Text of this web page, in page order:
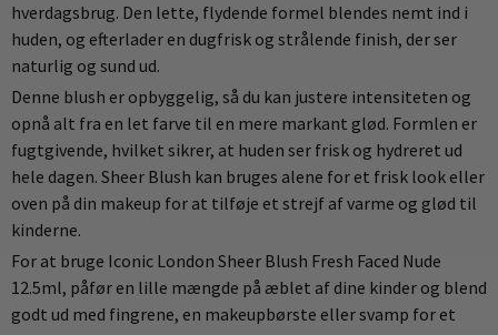
hverdagsbrug. Den lette, flydende formel blendes nemt ind i
huden, og efterlader en dugfrisk og strålende finish, der ser
naturlig og sund ud.
Denne blush er opbyggelig, så du kan justere intensiteten og
opnå alt fra en let farve til en mere markant glød. Formlen er
fugtgivende, hvilket sikrer, at huden ser frisk og hydreret ud
hele dagen. Sheer Blush kan bruges alene for et frisk look eller
oven på din makeup for at tilføje et strejf af varme og glød til
kinderne.
For at bruge Iconic London Sheer Blush Fresh Faced Nude
12.5ml, påfør en lille mængde på æblet af dine kinder og blend
godt ud med fingrene, en makeupbørste eller svamp for et